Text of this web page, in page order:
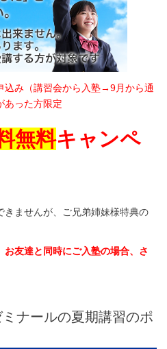
込み（講習会から入塾→9月から通
あった方限定
無料キャンペ
ませんが、ご兄弟姉妹様特典の
お友達と同時にご入塾の場合、さ
ナールの夏期講習のポ